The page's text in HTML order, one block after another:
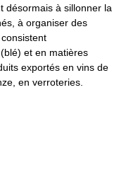
désormais à sillonner la
à organiser des
et en matières
exportés en vins de
en verroteries.